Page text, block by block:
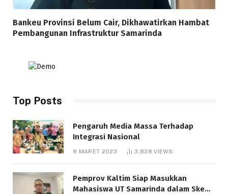
Bankeu Provinsi Belum Cair, Dikhawatirkan Hambat
Pembangunan Infrastruktur Samarinda
Top Posts
Pengaruh Media Massa Terhadap
Integrasi Nasional
8 MARET 2023 3,838VIEWS
Pemprov Kaltim Siap Masukkan
Mahasiswa UT Samarinda dalam Skema